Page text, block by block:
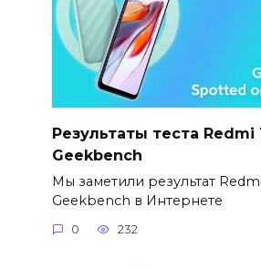
Результаты теста Redmi
Geekbench
Мы заметили результат Redmi
Geekbench в Интернете
0 232